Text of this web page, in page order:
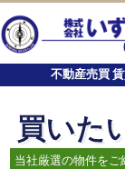
不動産売買
買いた
当社厳選の物件をご